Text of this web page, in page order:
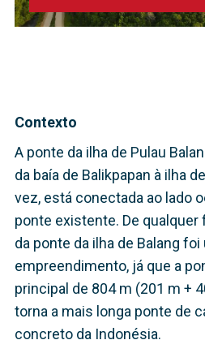
Contexto
A ponte da ilha de Pulau
da baía de Balikpapan à ilha
vez, está conectada ao lado
ponte existente. De
da ponte da ilha de Balang foi
empreendimento, já que a
principal de 804 m (201 m +
torna a mais longa ponte de
concreto da Indonésia.